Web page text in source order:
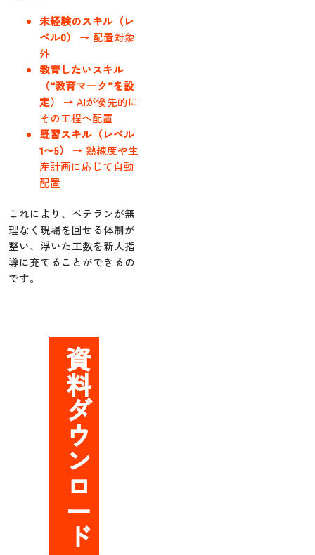
未経験のスキル（レ
ベル0）
→ 配置対象
外
教育したいスキル
（“教育マーク”を設
定）
→ AIが優先的に
その工程へ配置
既習スキル（レベル
1〜5）
→ 熟練度や生
産計画に応じて自動
配置
これにより、ベテランが無
理なく現場を回せる体制が
整い、浮いた工数を新人指
導に充てることができるの
です。
資
料
ダ
ウ
ン
ロ
ー
ド